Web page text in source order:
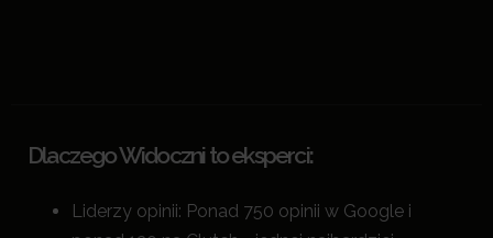
Dlaczego Widoczni to eksperci:
Liderzy opinii: Ponad 750 opinii w Google i